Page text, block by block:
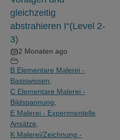
gleichzeitig
abstrahieren I“(Level 2-
3)
2 Monaten ago
B Elementare Malerei -
Basiswissen
C Elementare Malerei -
Bildspannung
E Malerei - Experimentelle
Ansätze
K Malerei/Zeichnung -